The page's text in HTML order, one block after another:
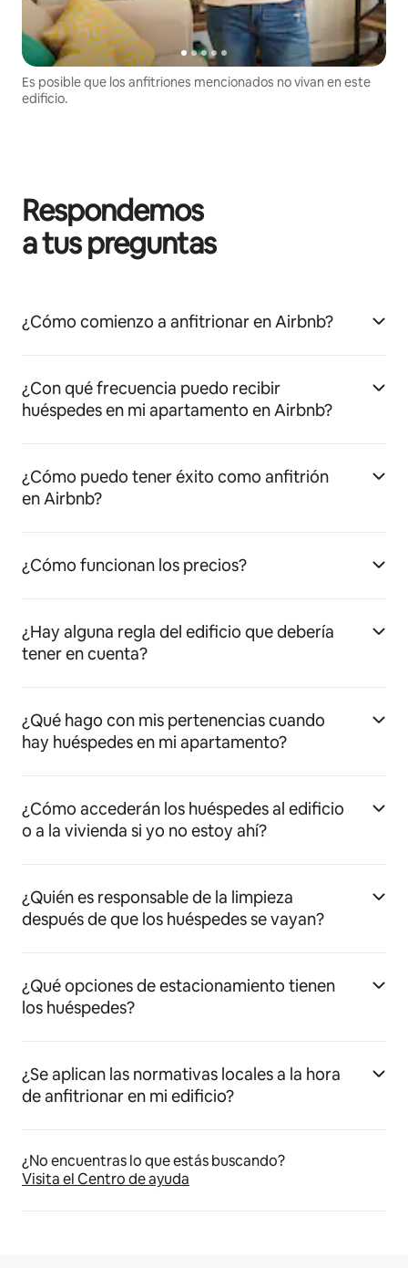
Es posible que los anfitriones mencionados no vivan en este
edificio.
Respondemos
a tus preguntas
¿Cómo comienzo a anfitrionar en Airbnb?
¿Con qué frecuencia puedo recibir
huéspedes en mi apartamento en Airbnb?
¿Cómo puedo tener éxito como anfitrión
en Airbnb?
¿Cómo funcionan los precios?
¿Hay alguna regla del edificio que debería
tener en cuenta?
¿Qué hago con mis pertenencias cuando
hay huéspedes en mi apartamento?
¿Cómo accederán los huéspedes al edificio
o a la vivienda si yo no estoy ahí?
¿Quién es responsable de la limpieza
después de que los huéspedes se vayan?
¿Qué opciones de estacionamiento tienen
los huéspedes?
¿Se aplican las normativas locales a la hora
de anfitrionar en mi edificio?
¿No encuentras lo que estás buscando?
Visita el Centro de ayuda